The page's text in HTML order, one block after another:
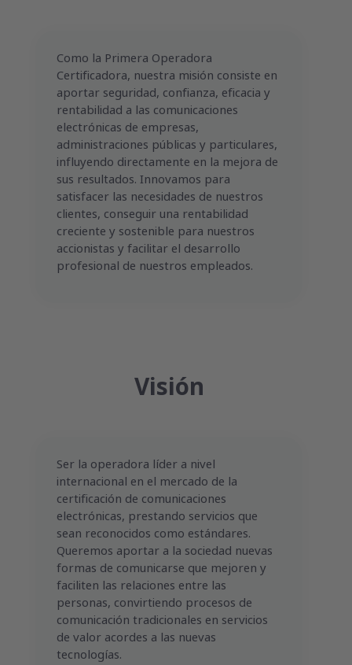
Como la Primera Operadora
Certificadora, nuestra misión consiste en
aportar seguridad, confianza, eficacia y
rentabilidad a las comunicaciones
electrónicas de empresas,
administraciones públicas y particulares,
influyendo directamente en la mejora de
sus resultados. Innovamos para
satisfacer las necesidades de nuestros
clientes, conseguir una rentabilidad
creciente y sostenible para nuestros
accionistas y facilitar el desarrollo
profesional de nuestros empleados.
Visión
Ser la operadora líder a nivel
internacional en el mercado de la
certificación de comunicaciones
electrónicas, prestando servicios que
sean reconocidos como estándares.
Queremos aportar a la sociedad nuevas
formas de comunicarse que mejoren y
faciliten las relaciones entre las
personas, convirtiendo procesos de
comunicación tradicionales en servicios
de valor acordes a las nuevas
tecnologías.